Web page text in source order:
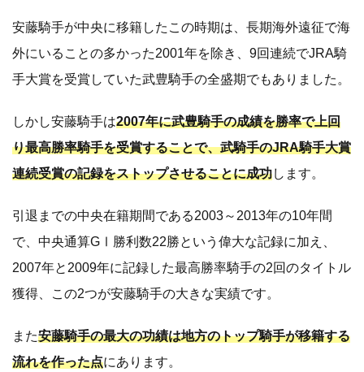
安藤騎手が中央に移籍したこの時期は、長期海外遠征で海
外にいることの多かった2001年を除き、9回連続でJRA騎
手大賞を受賞していた武豊騎手の全盛期でもありました。
しかし安藤騎手は2007年に武豊騎手の成績を勝率で上回
り最高勝率騎手を受賞することで、武騎手のJRA騎手大賞
連続受賞の記録をストップさせることに成功します。
引退までの中央在籍期間である2003～2013年の10年間
で、中央通算GⅠ勝利数22勝という偉大な記録に加え、
2007年と2009年に記録した最高勝率騎手の2回のタイトル
獲得、この2つが安藤騎手の大きな実績です。
また安藤騎手の最大の功績は地方のトップ騎手が移籍する
流れを作った点にあります。